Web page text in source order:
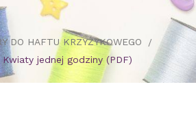
DO HAFTU KRZYŻYKOWEGO
jednej godziny (PDF)